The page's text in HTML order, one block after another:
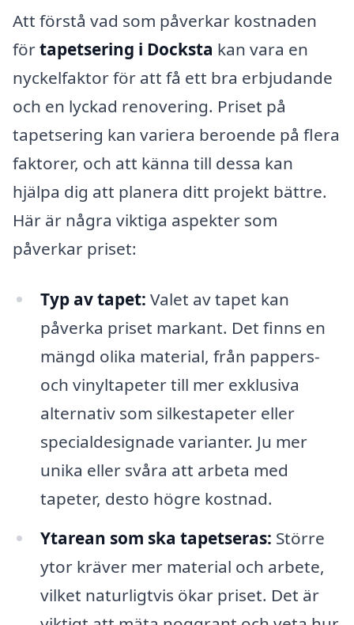
Att förstå vad som påverkar kostnaden
förtapetsering i Docksta kan vara en
nyckelfaktor för att få ett bra erbjudande
och en lyckad renovering. Priset på
tapetsering kan variera beroende på flera
faktorer, och att känna till dessa kan
hjälpa dig att planera ditt projekt bättre.
Här är några viktiga aspekter som
påverkar priset:
Typ av tapet: Valet av tapet kan
påverka priset markant. Det finns en
mängd olika material, från pappers-
och vinyltapeter till mer exklusiva
alternativ som silkestapeter eller
specialdesignade varianter. Ju mer
unika eller svåra att arbeta med
tapeter, desto högre kostnad.
Ytarean som ska tapetseras: Större
ytor kräver mer material och arbete,
vilket naturligtvis ökar priset. Det är